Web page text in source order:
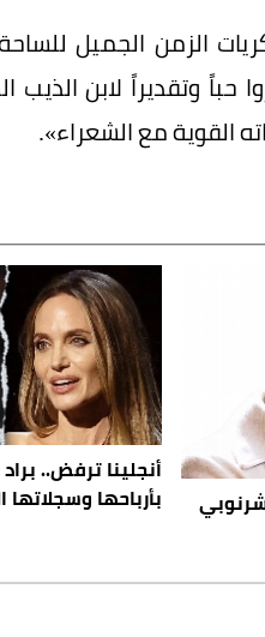
الزمن الجميل
وتقديراً لابن الذيب
القوية مع الشعراء».
أنجلينا ترفض..
بأرباحها وسجلاتها